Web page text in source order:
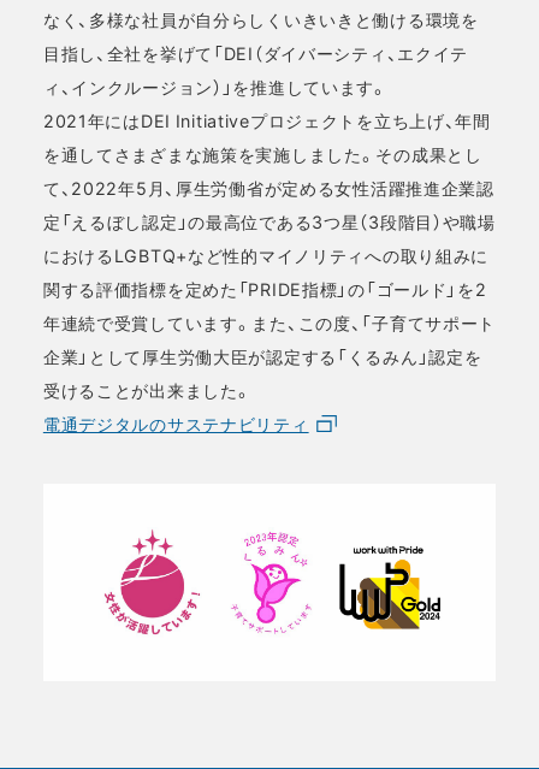
なく、多様な社員が自分らしくいきいきと働ける環境を
目指し、全社を挙げて「DEI（ダイバーシティ、エクイテ
ィ、インクルージョン）」を推進しています。
2021年にはDEI Initiativeプロジェクトを立ち上げ、年間
を通してさまざまな施策を実施しました。その成果とし
て、2022年5月、厚生労働省が定める女性活躍推進企業認
定「えるぼし認定」の最高位である3つ星（3段階目）や職場
におけるLGBTQ+など性的マイノリティへの取り組みに
関する評価指標を定めた「PRIDE指標」の「ゴールド」を2
年連続で受賞しています。また、この度、「子育てサポート
企業」として厚生労働大臣が認定する「くるみん」認定を
受けることが出来ました。
電通デジタルのサステナビリティ